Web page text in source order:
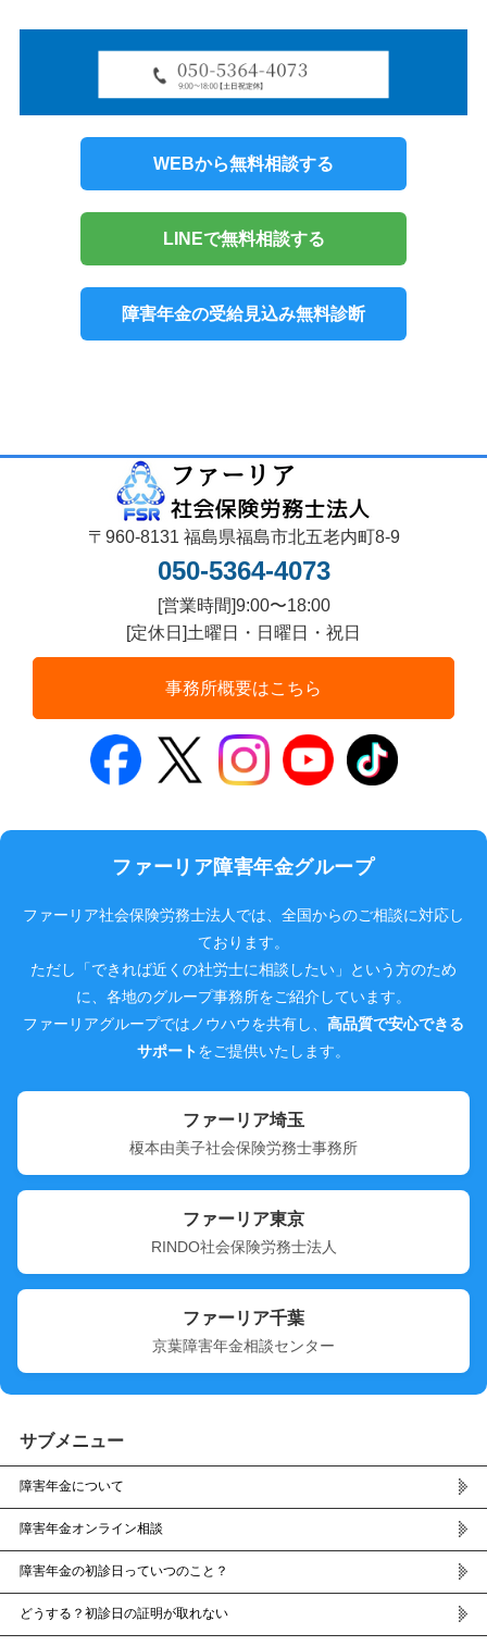
WEBから無料相談する
LINEで無料相談する
障害年金の受給見込み無料診断
〒960-8131 福島県福島市北五老内町8-9
050-5364-4073
[営業時間]9:00〜18:00
[定休日]土曜日・日曜日・祝日
事務所概要はこちら
ファーリア障害年金グループ
ファーリア社会保険労務士法人では、全国からのご相談に対応し
ております。
ただし「できれば近くの社労士に相談したい」という方のため
に、各地のグループ事務所をご紹介しています。
ファーリアグループではノウハウを共有し、 高品質で安心できる
サポートをご提供いたします。
ファーリア埼玉
榎本由美子社会保険労務士事務所
ファーリア東京
RINDO社会保険労務士法人
ファーリア千葉
京葉障害年金相談センター
サブメニュー
障害年金について
障害年金オンライン相談
障害年金の初診日っていつのこと？
どうする？初診日の証明が取れない